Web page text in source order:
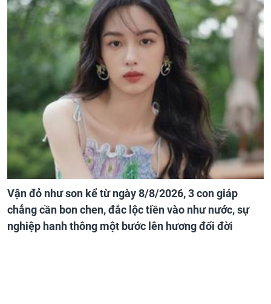
Vận đỏ như son kể từ ngày 8/8/2026, 3 con giáp
chẳng cần bon chen, đắc lộc tiền vào như nước, sự
nghiệp hanh thông một bước lên hương đổi đời